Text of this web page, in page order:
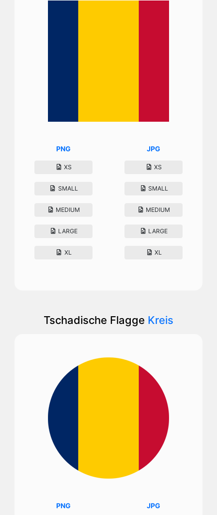
PNG
XS
SMALL
MEDIUM
LARGE
XL
JPG
XS
SMALL
MEDIUM
LARGE
XL
Tschadische Flagge Kreis
PNG JPG